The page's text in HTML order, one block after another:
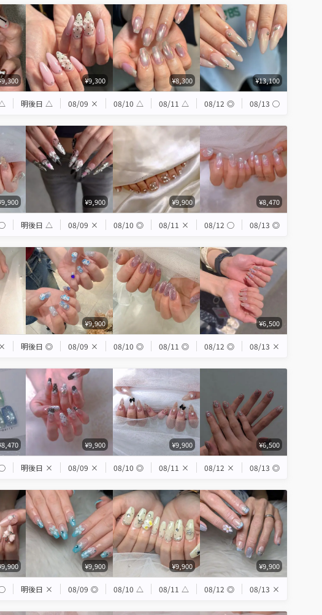
¥9,300 ¥8,300 ¥13,100
明後日 △ 08/09 × 08/10 △ 08/11 △ 08/12 ◎ 08/13 ◯
¥9,900 ¥9,900 ¥8,470
明後日 △ 08/09 × 08/10 ◎ 08/11 × 08/12 ◯ 08/13 ◎
¥9,900 ¥6,500
× 明後日 ◎ 08/09 × 08/10 ◎ 08/11 ◎ 08/12 ◎ 08/13 ×
¥9,900 ¥9,900 ¥6,500
明後日 × 08/09 × 08/10 ◎ 08/11 × 08/12 × 08/13 ◎
¥9,900 ¥9,900 ¥9,900
明後日 × 08/09 ◎ 08/10 △ 08/11 △ 08/12 ◎ 08/13 ×